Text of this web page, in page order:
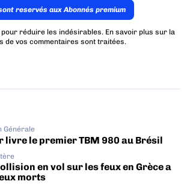
reservés aux Abonnés premium
réduire les indésirables. En savoir plus sur la
de vos commentaires sont traitées.
Générale
livre le premier TBM 980 au Brésil
en vol sur les feux en Grèce a
morts